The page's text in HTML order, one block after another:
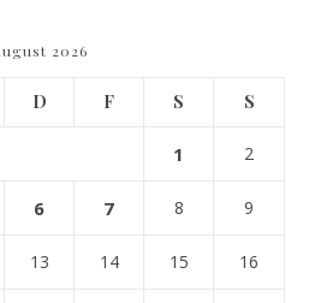
2026
D F S S
1 2
6 7 8 9
13 14 15 16